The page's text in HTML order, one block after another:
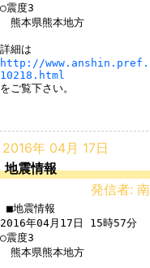
○震度3
熊本県熊本地方
http://
10218.html
をご覧下さい。
2016年 04月 17日
地震情報
発信者:
2016年04月17日 15時57分
○震度3
熊本県熊本地方